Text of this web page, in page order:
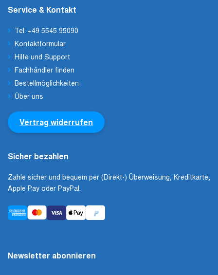
Service & Kontakt
Tel. +49 5545 95090
Kontaktformular
Hilfe und Support
Fachhändler finden
Bestellmöglichkeiten
Über uns
Vertrag widerrufen
Sicher bezahlen
Zahle sicher und bequem per (Direkt-) Überweisung, Kreditkarte,
Apple Pay oder PayPal.
Newsletter abonnieren